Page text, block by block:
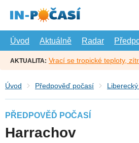
hlavní
Úvod
Aktuálně Radar
AKTUALITA: Vrací se tropické teploty,
Úvod Předpověď počasí
PŘEDPOVĚĎ POČASÍ
Harrachov